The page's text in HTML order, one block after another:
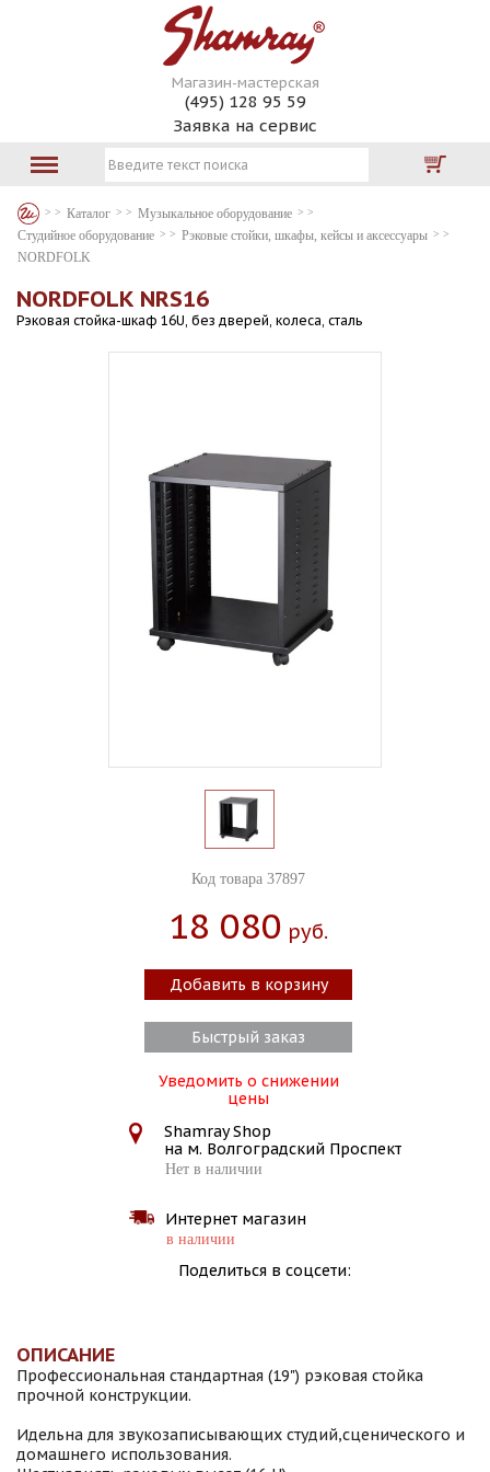
Магазин-мастерская
(495) 128 95 59
Заявка на сервис
Каталог
Музыкальное оборудование
Студийное оборудование
Рэковые стойки, шкафы, кейсы и аксессуары
NORDFOLK
NORDFOLK NRS16
Рэковая стойка-шкаф 16U, без дверей, колеса, сталь
Код товара 37897
18 080 Руб.
Добавить в корзину
Быстрый заказ
Уведомить о снижении
цены
Shamray Shop
на м. Волгоградский Проспект
Нет в наличии
Интернет магазин
в наличии
Поделиться в соцсети:
ОПИСАНИЕ
Профессиональная стандартная (19") рэковая стойка
прочной конструкции.
Идельна для звукозаписывающих студий,сценического и
домашнего использования.